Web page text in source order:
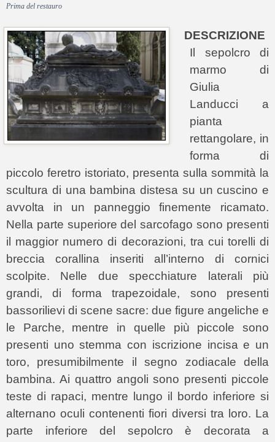
Prima del restauro
DESCRIZIONE
Il sepolcro di
marmo di
Giulia
Landucci a
pianta
rettangolare, in
forma di
piccolo feretro istoriato, presenta sulla sommità la
scultura di una bambina distesa su un cuscino e
avvolta in un panneggio finemente ricamato.
Nella parte superiore del sarcofago sono presenti
il maggior numero di decorazioni, tra cui torelli di
breccia corallina inseriti all’interno di cornici
scolpite. Nelle due specchiature laterali più
grandi, di forma trapezoidale, sono presenti
bassorilievi di scene sacre: due figure angeliche e
le Parche, mentre in quelle più piccole sono
presenti uno stemma con iscrizione incisa e un
toro, presumibilmente il segno zodiacale della
bambina. Ai quattro angoli sono presenti piccole
teste di rapaci, mentre lungo il bordo inferiore si
alternano oculi contenenti fiori diversi tra loro. La
parte inferiore del sepolcro è decorata a